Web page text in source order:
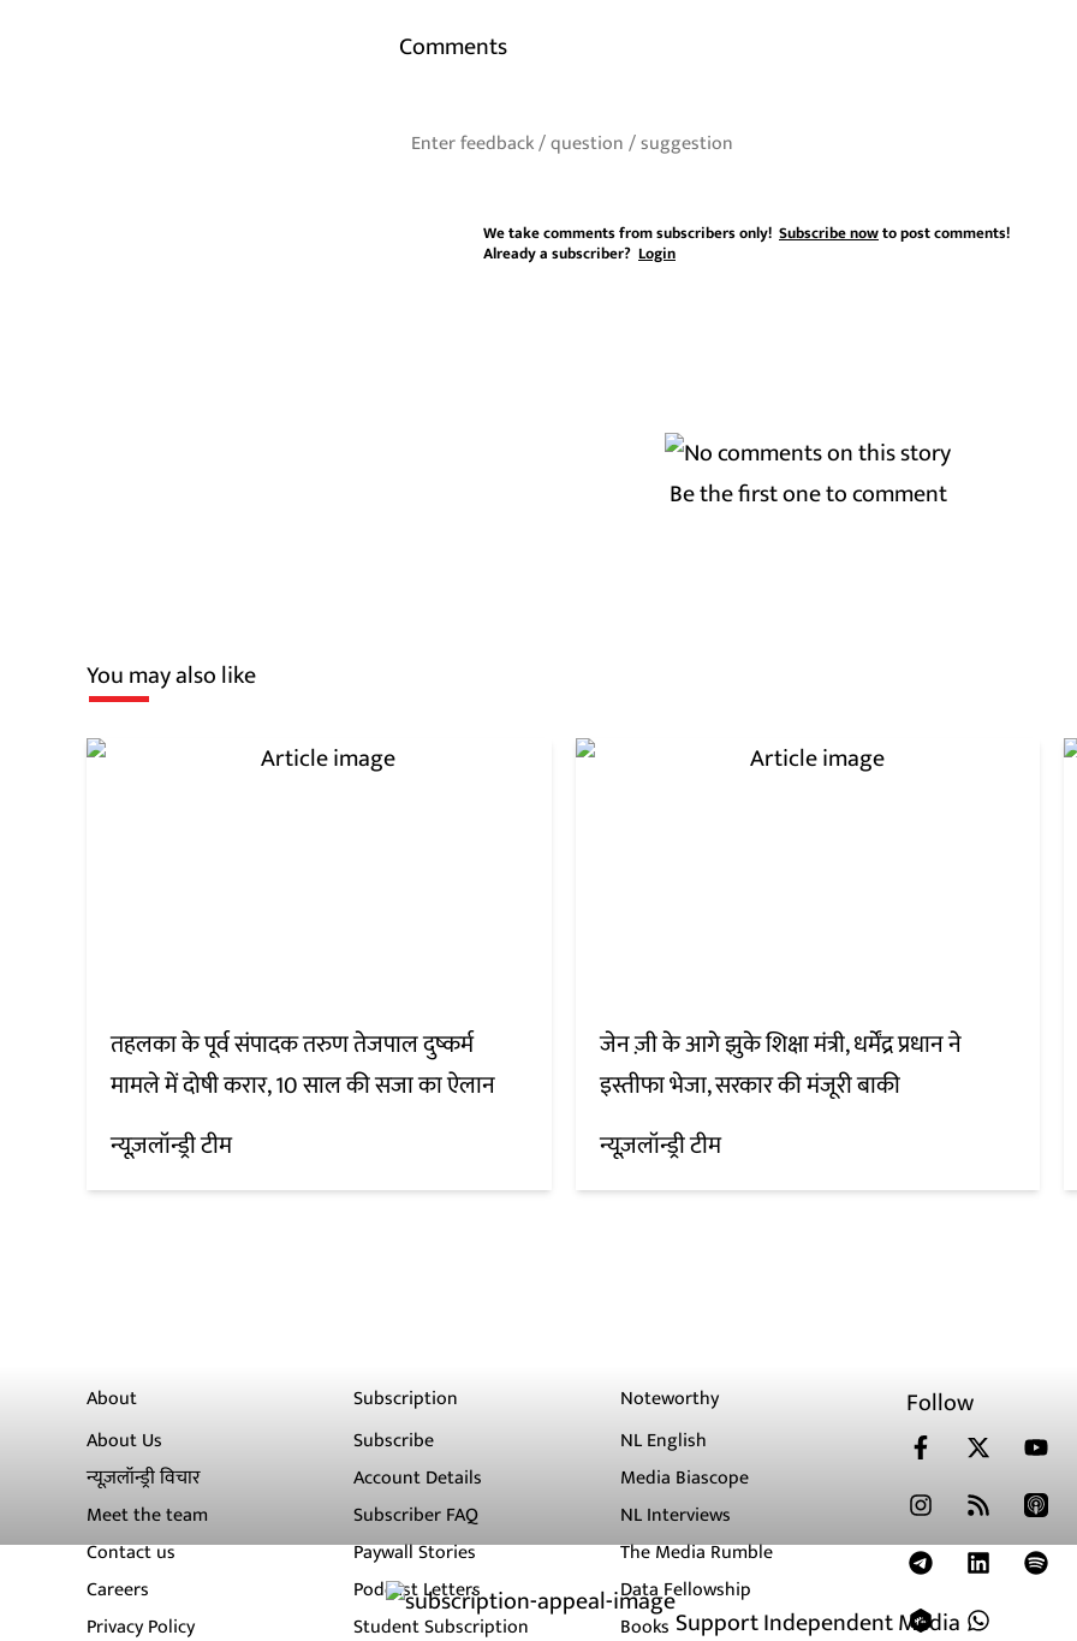
Support Independent Media
Comments
We take comments from subscribers only! Subscribe nowto post comments!
Already a subscriber? Login
Be the first one to comment
You may also like
तहलका के पूर्व संपादक तरुण तेजपाल दुष्कर्म
मामले में दोषी करार, 10 साल की सजा का ऐलान
न्यूज़लॉन्ड्री टीम
जेन ज़ी के आगे झुके शिक्षा मंत्री, धर्मेंद्र प्रधान ने
इस्तीफा भेजा, सरकार की मंजूरी बाकी
न्यूज़लॉन्ड्री टीम
About
About Us
न्यूज़लॉन्ड्री विचार
Meet the team
Contact us
Careers
Privacy Policy
Subscription
Subscribe
Account Details
Subscriber FAQ
Paywall Stories
Podcast Letters
Student Subscription
Noteworthy
NL English
Media Biascope
NL Interviews
The Media Rumble
Data Fellowship
Books
Follow